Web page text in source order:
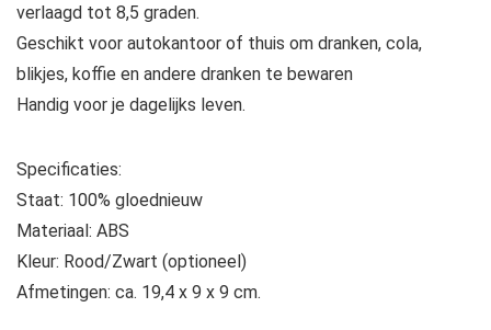
verlaagd tot 8,5 graden.
Geschikt voor autokantoor of thuis om dranken, cola,
blikjes, koffie en andere dranken te bewaren
Handig voor je dagelijks leven.
Specificaties:
Staat: 100% gloednieuw
Materiaal: ABS
Kleur: Rood/Zwart (optioneel)
Afmetingen: ca. 19,4 x 9 x 9 cm.